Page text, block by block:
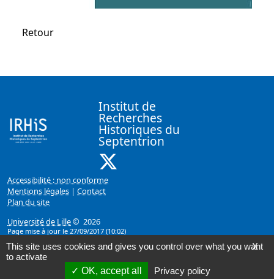
Retour
Institut de
Recherches
Historiques du
Septentrion
Accessibilité : non conforme
Mentions légales | Contact
Plan du site
Université de Lille© 2026
Page mise à jour le 27/09/2017 (10:02)
X
This site uses cookies and gives you control over what you want
to activate
OK, accept all
Privacy policy